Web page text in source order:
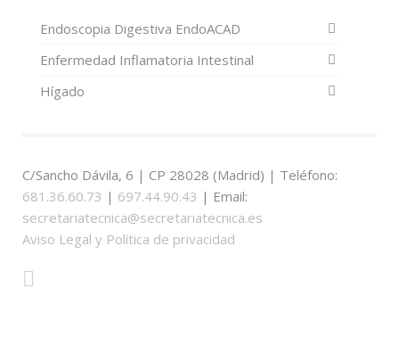
Endoscopia Digestiva EndoACAD
Enfermedad Inflamatoria Intestinal
Hígado
C/Sancho Dávila, 6 | CP 28028 (Madrid) | Teléfono:
681.36.60.73 | 697.44.90.43 | Email:
secretariatecnica@secretariatecnica.es
Aviso Legal y Política de privacidad